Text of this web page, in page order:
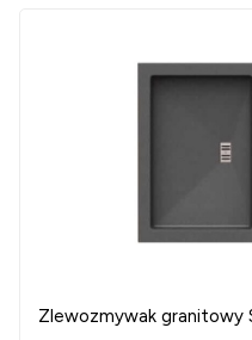
Zlewozmywak granitowy